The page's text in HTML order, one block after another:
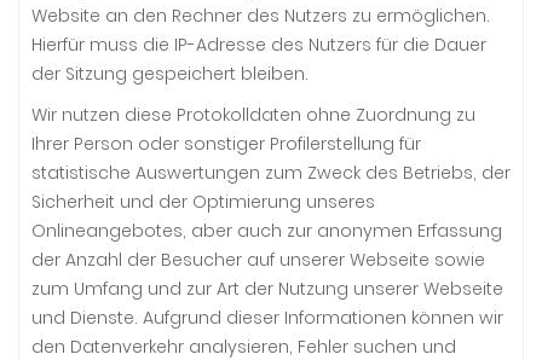
Website an den Rechner des Nutzers zu ermöglichen.
Hierfür muss die IP-Adresse des Nutzers für die Dauer
der Sitzung gespeichert bleiben.
Wir nutzen diese Protokolldaten ohne Zuordnung zu
Ihrer Person oder sonstiger Profilerstellung für
statistische Auswertungen zum Zweck des Betriebs, der
Sicherheit und der Optimierung unseres
Onlineangebotes, aber auch zur anonymen Erfassung
der Anzahl der Besucher auf unserer Webseite sowie
zum Umfang und zur Art der Nutzung unserer Webseite
und Dienste. Aufgrund dieser Informationen können wir
den Datenverkehr analysieren, Fehler suchen und